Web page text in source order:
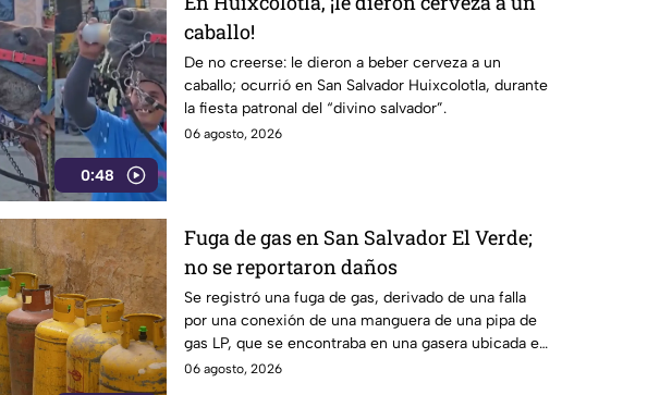
0:48
caballo!
De no creerse: le dieron a beber cerveza a un
caballo; ocurrió en San Salvador Huixcolotla, durante
la fiesta patronal del “divino salvador”.
06 agosto, 2026
Fuga de gas en San Salvador El Verde;
no se reportaron daños
Se registró una fuga de gas, derivado de una falla
por una conexión de una manguera de una pipa de
gas LP, que se encontraba en una gasera ubicada en
la localidad de San Simón Atzitzintla en el municipio
06 agosto, 2026